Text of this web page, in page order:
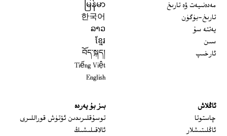
مەدەنىيەت ۋە تارىخ
تارىخ-بۈگۈن
يەتتە سۇ
سىن
ئارخىپ
မြန်မာ
한국어
ລາວ
ខ្មែរ
བོད་སྐད།
Tiếng Việt
English
ئاڭلاش
چاستوتا
ئاڭلىتىشلار
بىز بۇ يەردە
توسۇقلىرىدىن ئۆتۈش قوراللىرى
ئالاقىلىشىڭ